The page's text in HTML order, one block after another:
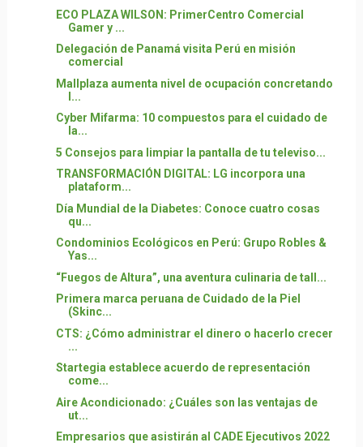
ECO PLAZA WILSON: PrimerCentro Comercial
Gamer y ...
Delegación de Panamá visita Perú en misión
comercial
Mallplaza aumenta nivel de ocupación concretando
l...
Cyber Mifarma: 10 compuestos para el cuidado de
la...
5 Consejos para limpiar la pantalla de tu televiso...
TRANSFORMACIÓN DIGITAL: LG incorpora una
plataform...
Día Mundial de la Diabetes: Conoce cuatro cosas
qu...
Condominios Ecológicos en Perú: Grupo Robles &
Yas...
“Fuegos de Altura”, una aventura culinaria de tall...
Primera marca peruana de Cuidado de la Piel
(Skinc...
CTS: ¿Cómo administrar el dinero o hacerlo crecer
...
Startegia establece acuerdo de representación
come...
Aire Acondicionado: ¿Cuáles son las ventajas de
ut...
Empresarios que asistirán al CADE Ejecutivos 2022